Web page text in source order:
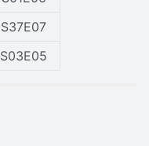
S37E07
S03E05